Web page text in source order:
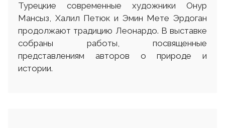
Турецкие современные художники Онур
Мансыз, Халил Петюк и Эмин Мете Эрдоган
продолжают традицию Леонардо. В выставке
собраны работы, посвященные
представлениям авторов о природе и
истории.